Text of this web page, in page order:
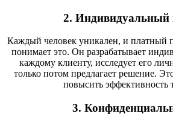
2. Индивидуальный
Каждый человек уникален, и платный
понимает это. Он разрабатывает
каждому клиенту, исследует его
только потом предлагает решение.
повысить эффективность
3.